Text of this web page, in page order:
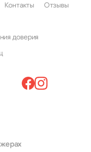
Контакты
Отзывы
доверия